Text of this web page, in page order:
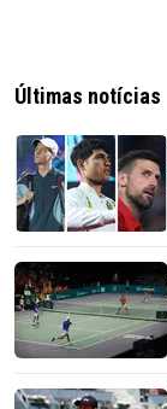
Últimas notícias